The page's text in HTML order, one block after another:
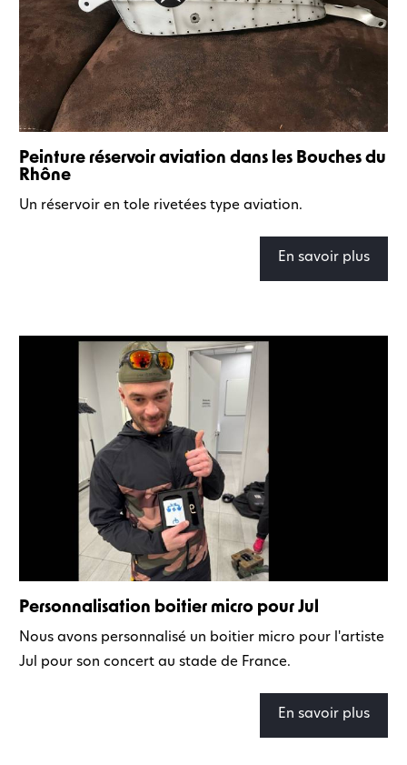
Peinture réservoir aviation dans les Bouches du
Rhône
Un réservoir en tole rivetées type aviation.
En savoir plus
Personnalisation boitier micro pour Jul
Nous avons personnalisé un boitier micro pour l'artiste
Jul pour son concert au stade de France.
En savoir plus